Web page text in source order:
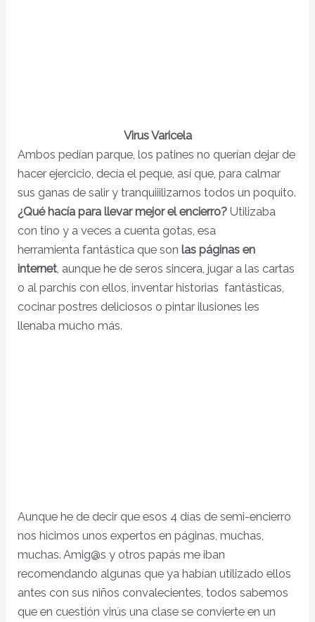
Virus Varicela
Ambos pedían parque, los patines no querían dejar de
hacer ejercicio, decía el peque, así que, para calmar
sus ganas de salir y tranquiiilizarnos todos un poquito.
¿Qué hacía para llevar mejor el encierro? Utilizaba
con tino y a veces a cuenta gotas, esa
herramienta fantástica que son las páginas en
internet, aunque he de seros sincera, jugar a las cartas
o al parchís con ellos, inventar historias fantásticas,
cocinar postres deliciosos o pintar ilusiones les
llenaba mucho más.
Aunque he de decir que esos 4 días de semi-encierro
nos hicimos unos expertos en páginas, muchas,
muchas. Amig@s y otros papás me iban
recomendando algunas que ya habían utilizado ellos
antes con sus niños convalecientes, todos sabemos
que en cuestión virús una clase se convierte en un